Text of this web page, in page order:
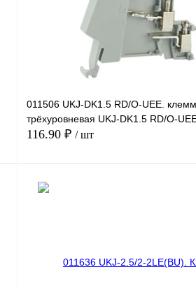
011506 UKJ-DK1.5 RD/O-UEE.
трёхуровневая UKJ-DK1.5 RD/O-
116.90 ₽ / шт